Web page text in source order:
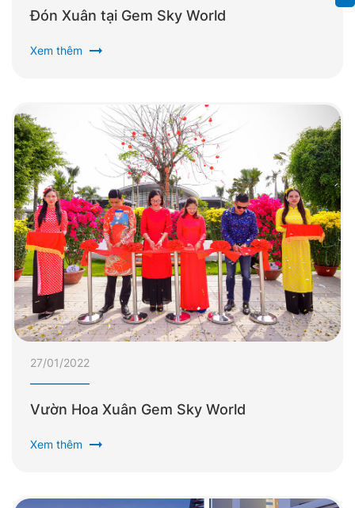
Đón Xuân tại Gem Sky World
Xem thêm arrow_right_alt
27/01/2022
Vườn Hoa Xuân Gem Sky World
Xem thêm arrow_right_alt